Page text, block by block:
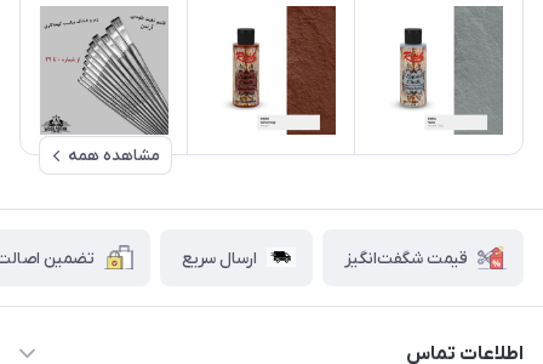
مشاهده همه
قیمت شگفت‌انگیز ارسال سریع تضمین اصالت
اطلاعات تماس